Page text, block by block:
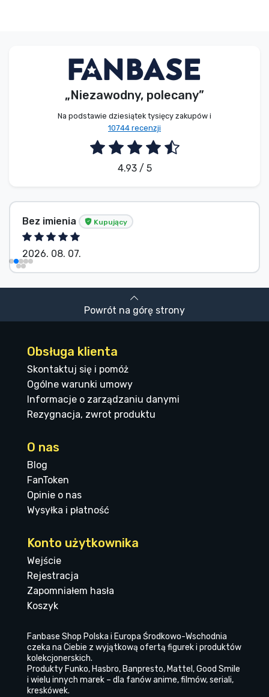
„Niezawodny, polecany”
Na podstawie dziesiątek tysięcy zakupów i
10744 recenzji
4.93 / 5
Bez imienia Kupujący
2026. 08. 07.
Powrót na górę strony
Obsługa klienta
Skontaktuj się i pomóż
Ogólne warunki umowy
Informacje o zarządzaniu danymi
Rezygnacja, zwrot produktu
O nas
Blog
FanToken
Opinie o nas
Wysyłka i płatność
Konto użytkownika
Wejście
Rejestracja
Zapomniałem hasła
Koszyk
Fanbase Shop Polska i Europa Środkowo-Wschodnia
czeka na Ciebie z wyjątkową ofertą figurek i produktów
kolekcjonerskich.
Produkty Funko, Hasbro, Banpresto, Mattel, Good Smile
i wielu innych marek – dla fanów anime, filmów, seriali,
kreskówek.